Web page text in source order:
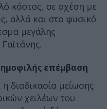
κόστος, σε σχέση με
αλλά και στο φυσικό
μεγάλης
επέμβαση
διαδικασία μείωσης
χειλέων του